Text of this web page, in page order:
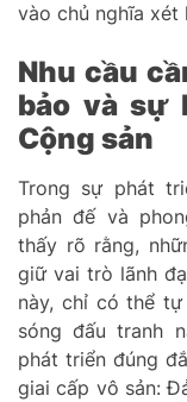
vào chủ nghĩa xét
Nhu cầu
bảo và sự
Cộng sản
Trong sự phát
phản đế và
thấy rõ rằng,
giữ vai trò lãnh
này, chỉ có thể
sóng đấu tranh
phát triển đúng
giai cấp vô sản: